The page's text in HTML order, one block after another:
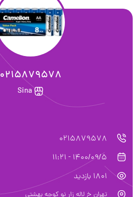
0215879578
Sina
0215879578
1400/09/5 - 11:21
1801 بازدید